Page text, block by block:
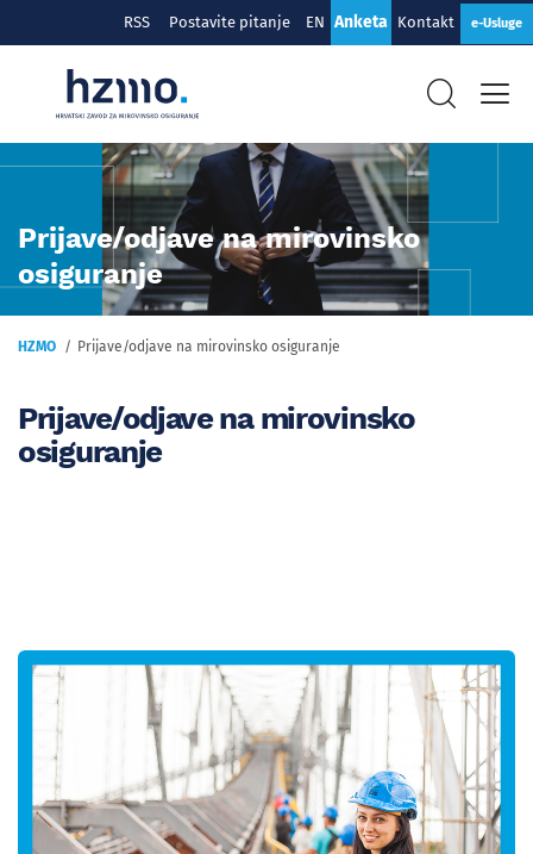
RSS Postavite pitanje EN Anketa Kontakt e-Usluge
Prijave/odjave na mirovinsko
osiguranje
HZMO Prijave/odjave na mirovinsko osiguranje
Prijave/odjave na mirovinsko
osiguranje